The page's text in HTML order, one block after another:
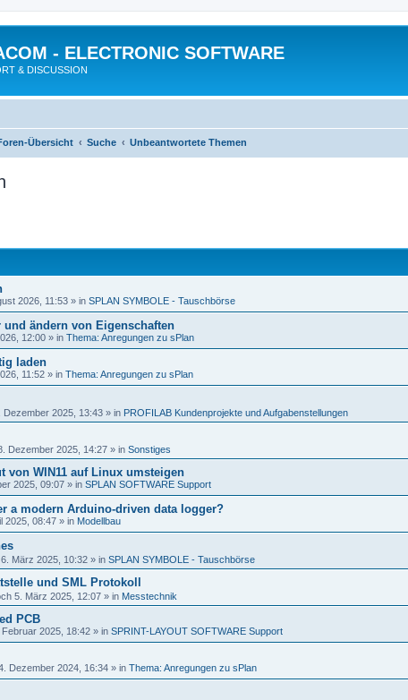
- ELECTRONIC SOFTWARE
& DISCUSSION
Übersicht Suche Unbeantwortete Themen
2026, 11:53 » in SPLAN SYMBOLE - Tauschbörse
ändern von Eigenschaften
12:00 » in Thema: Anregungen zu sPlan
laden
11:52 » in Thema: Anregungen zu sPlan
Dezember 2025, 13:43 » in PROFILAB Kundenprojekte und Aufgabenstellungen
Dezember 2025, 14:27 » in Sonstiges
von WIN11 auf Linux umsteigen
2025, 09:07 » in SPLAN SOFTWARE Support
a modern Arduino-driven data logger?
2025, 08:47 » in Modellbau
März 2025, 10:32 » in SPLAN SYMBOLE - Tauschbörse
und SML Protokoll
5. März 2025, 12:07 » in Messtechnik
PCB
Februar 2025, 18:42 » in SPRINT-LAYOUT SOFTWARE Support
Dezember 2024, 16:34 » in Thema: Anregungen zu sPlan